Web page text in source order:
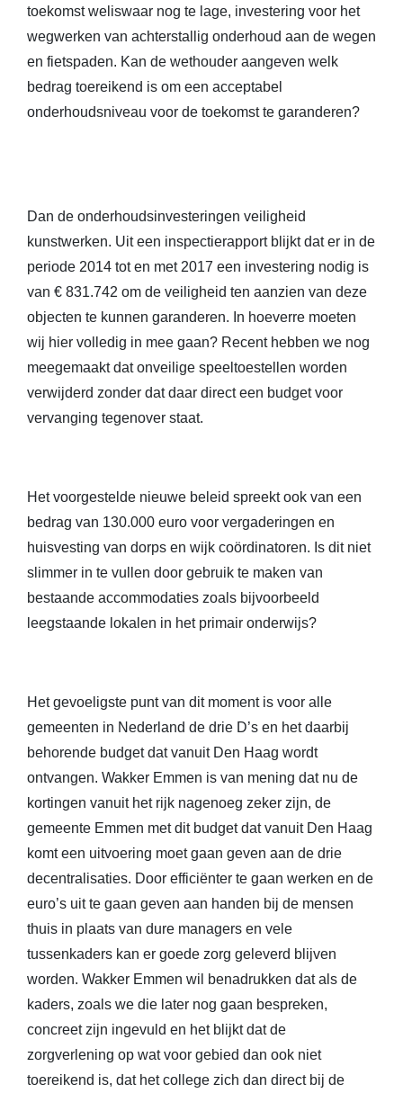
toekomst weliswaar nog te lage, investering voor het
wegwerken van achterstallig onderhoud aan de wegen
en fietspaden. Kan de wethouder aangeven welk
bedrag toereikend is om een acceptabel
onderhoudsniveau voor de toekomst te garanderen?
Dan de onderhoudsinvesteringen veiligheid
kunstwerken. Uit een inspectierapport blijkt dat er in de
periode 2014 tot en met 2017 een investering nodig is
van € 831.742 om de veiligheid ten aanzien van deze
objecten te kunnen garanderen. In hoeverre moeten
wij hier volledig in mee gaan? Recent hebben we nog
meegemaakt dat onveilige speeltoestellen worden
verwijderd zonder dat daar direct een budget voor
vervanging tegenover staat.
Het voorgestelde nieuwe beleid spreekt ook van een
bedrag van 130.000 euro voor vergaderingen en
huisvesting van dorps en wijk coördinatoren. Is dit niet
slimmer in te vullen door gebruik te maken van
bestaande accommodaties zoals bijvoorbeeld
leegstaande lokalen in het primair onderwijs?
Het gevoeligste punt van dit moment is voor alle
gemeenten in Nederland de drie D’s en het daarbij
behorende budget dat vanuit Den Haag wordt
ontvangen. Wakker Emmen is van mening dat nu de
kortingen vanuit het rijk nagenoeg zeker zijn, de
gemeente Emmen met dit budget dat vanuit Den Haag
komt een uitvoering moet gaan geven aan de drie
decentralisaties. Door efficiënter te gaan werken en de
euro’s uit te gaan geven aan handen bij de mensen
thuis in plaats van dure managers en vele
tussenkaders kan er goede zorg geleverd blijven
worden. Wakker Emmen wil benadrukken dat als de
kaders, zoals we die later nog gaan bespreken,
concreet zijn ingevuld en het blijkt dat de
zorgverlening op wat voor gebied dan ook niet
toereikend is, dat het college zich dan direct bij de